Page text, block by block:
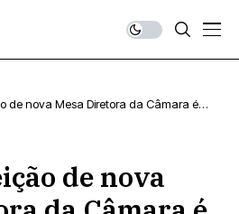
de nova Mesa Diretora da Câmara é
de nova